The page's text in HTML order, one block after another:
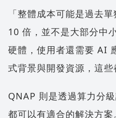
「整體成本可能是過去
10 倍，並不是大部分中
硬體，使用者還需要 AI
式背景與開發資源，這些
QNAP 則是透過算力分
都可以有適合的解決方